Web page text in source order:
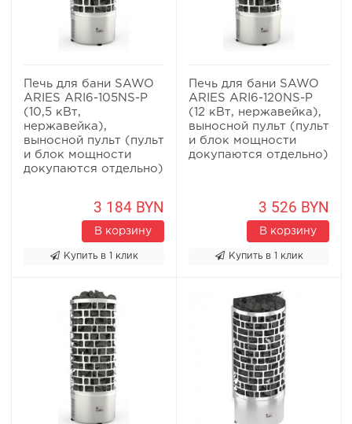
Печь для бани SAWO
ARIES ARI6-105NS-P
(10,5 кВт,
нержавейка),
выносной пульт (пульт
и блок мощности
докупаются отдельно)
3 184 BYN
В корзину
Купить в 1 клик
Печь для бани SAWO
ARIES ARI6-120NS-P
(12 кВт, нержавейка),
выносной пульт (пульт
и блок мощности
докупаются отдельно)
3 526 BYN
В корзину
Купить в 1 клик